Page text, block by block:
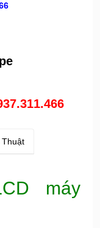
Thuật
máy